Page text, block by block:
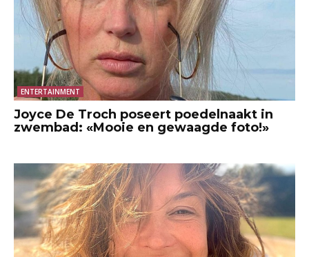
ENTERTAINMENT
Joyce De Troch poseert poedelnaakt in
zwembad: «Mooie en gewaagde foto!»